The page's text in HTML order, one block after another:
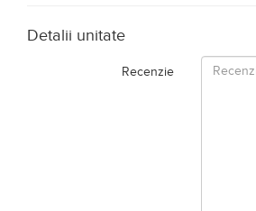
Detalii unitate
Recenzie